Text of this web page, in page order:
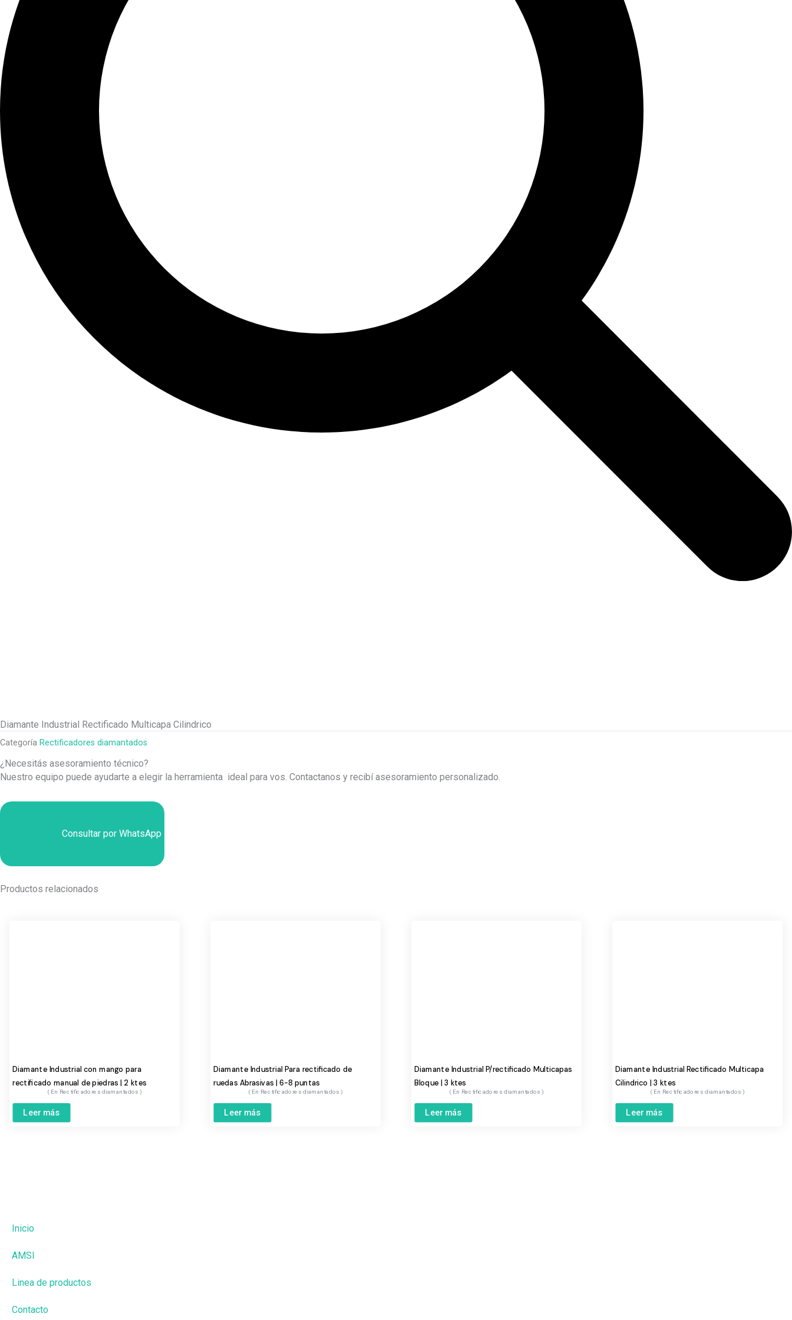
Diamante Industrial Rectificado Multicapa Cilindrico
Categoría Rectificadores diamantados
¿Necesitás asesoramiento técnico?
Nuestro equipo puede ayudarte a elegir la herramienta ideal para vos. Contactanos y recibí asesoramiento personalizado.
Consultar por WhatsApp
Productos relacionados
Diamante Industrial con mango para
rectificado manual de piedras | 2 ktes
Rectificadores diamantados
Leer más
Diamante Industrial Para rectificado de
ruedas Abrasivas | 6-8 puntas
Rectificadores diamantados
Leer más
Diamante Industrial P/rectificado Multicapas
Bloque | 3 ktes
Rectificadores diamantados
Leer más
Diamante Industrial Rectificado Multicapa
Cilindrico | 3 ktes
Rectificadores diamantados
Leer más
Inicio
AMSI
Linea de productos
Contacto